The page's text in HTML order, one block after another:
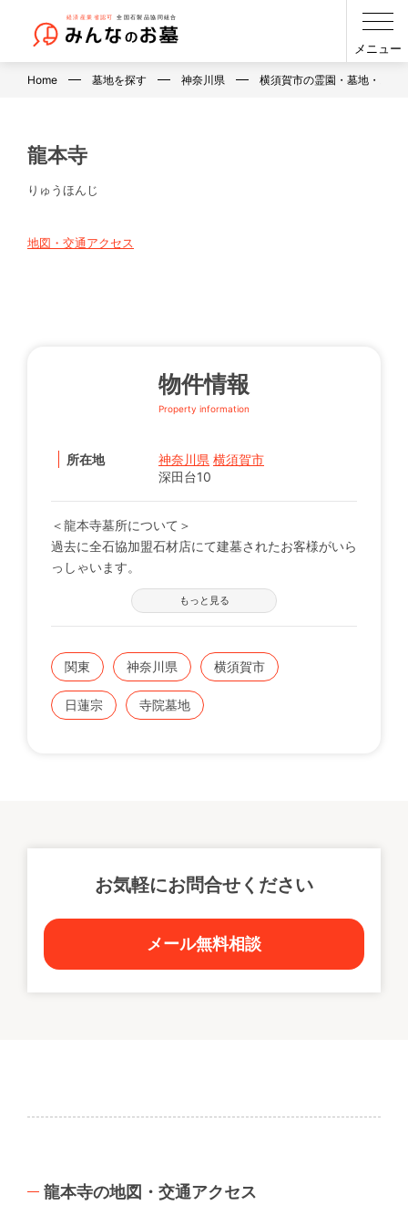
メニュー
Home 墓地を探す 神奈川県 横須賀市の霊園・墓地・お墓
龍本寺
りゅうほんじ
地図・交通アクセス
物件情報
Property information
所在地 神奈川県 横須賀市
深田台10
＜龍本寺墓所について＞
過去に全石協加盟石材店にて建墓されたお客様がいら
っしゃいます。
※現在の区画状況につきましては、電話番号【0120-
12-1440】までお問い合わせください。
もっと見る
関東 神奈川県 横須賀市
日蓮宗 寺院墓地
お気軽にお問合せください
メール無料相談
龍本寺の地図・交通アクセス